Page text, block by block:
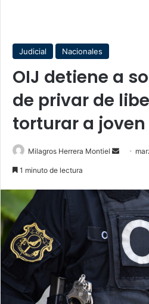
Judicial Nacionales
OIJ detiene a
de privar de
torturar a joven
Milagros Herrera Montiel
Send
1 minuto de lectura